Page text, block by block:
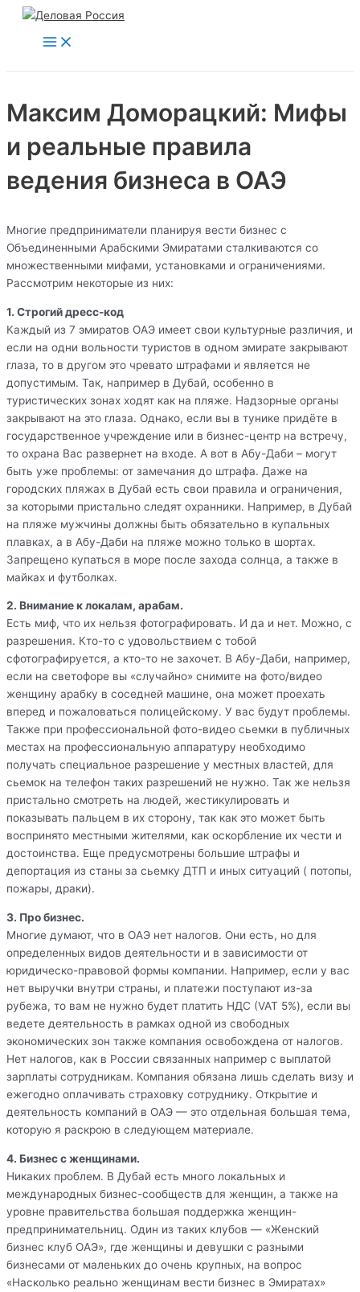
Перейти
содержимому
Menu
Максим Доморацкий: Мифы
и реальные правила
ведения бизнеса в ОАЭ
Многие предприниматели планируя вести бизнес с
Объединенными Арабскими Эмиратами сталкиваются со
множественными мифами, установками и ограничениями.
Рассмотрим некоторые из них:
1. Строгий дресс-код
Каждый из 7 эмиратов ОАЭ имеет свои культурные различия, и
если на одни вольности туристов в одном эмирате закрывают
глаза, то в другом это чревато штрафами и является не
допустимым. Так, например в Дубай, особенно в
туристических зонах ходят как на пляже. Надзорные органы
закрывают на это глаза. Однако, если вы в тунике придёте в
государственное учреждение или в бизнес-центр на встречу,
то охрана Вас развернет на входе. А вот в Абу-Даби – могут
быть уже проблемы: от замечания до штрафа. Даже на
городских пляжах в Дубай есть свои правила и ограничения,
за которыми пристально следят охранники. Например, в Дубай
на пляже мужчины должны быть обязательно в купальных
плавках, а в Абу-Даби на пляже можно только в шортах.
Запрещено купаться в море после захода солнца, а также в
майках и футболках.
2. Внимание к локалам, арабам.
Есть миф, что их нельзя фотографировать. И да и нет. Можно, с
разрешения. Кто-то с удовольствием с тобой
сфотографируется, а кто-то не захочет. В Абу-Даби, например,
если на светофоре вы «случайно» снимите на фото/видео
женщину арабку в соседней машине, она может проехать
вперед и пожаловаться полицейскому. У вас будут проблемы.
Также при профессиональной фото-видео сьемки в публичных
местах на профессиональную аппаратуру необходимо
получать специальное разрешение у местных властей, для
сьемок на телефон таких разрешений не нужно. Так же нельзя
пристально смотреть на людей, жестикулировать и
показывать пальцем в их сторону, так как это может быть
воспринято местными жителями, как оскорбление их чести и
достоинства. Еще предусмотрены большие штрафы и
депортация из станы за сьемку ДТП и иных ситуаций ( потопы,
пожары, драки).
3. Про бизнес.
Многие думают, что в ОАЭ нет налогов. Они есть, но для
определенных видов деятельности и в зависимости от
юридическо-правовой формы компании. Например, если у вас
нет выручки внутри страны, и платежи поступают из-за
рубежа, то вам не нужно будет платить НДС (VAT 5%), если вы
ведете деятельность в рамках одной из свободных
экономических зон также компания освобождена от налогов.
Нет налогов, как в России связанных например с выплатой
зарплаты сотрудникам. Компания обязана лишь сделать визу и
ежегодно оплачивать страховку сотруднику. Открытие и
деятельность компаний в ОАЭ — это отдельная большая тема,
которую я раскрою в следующем материале.
4. Бизнес с женщинами.
Никаких проблем. В Дубай есть много локальных и
международных бизнес-сообществ для женщин, а также на
уровне правительства большая поддержка женщин-
предпринимательниц. Один из таких клубов — «Женский
бизнес клуб ОАЭ», где женщины и девушки с разными
бизнесами от маленьких до очень крупных, на вопрос
«Насколько реально женщинам вести бизнес в Эмиратах»